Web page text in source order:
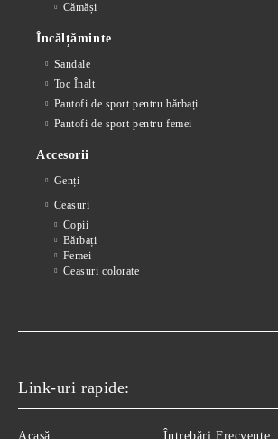
Cămăși
Încălțăminte
Sandale
Toc Înalt
Pantofi de sport pentru bărbați
Pantofi de sport pentru femei
Accesorii
Genți
Ceasuri
Copii
Bărbați
Femei
Ceasuri colorate
Link-uri rapide:
Acasă Întrebări Frecvente